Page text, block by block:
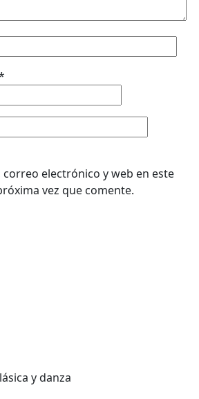
electrónico y web en este
vez que comente.
y danza